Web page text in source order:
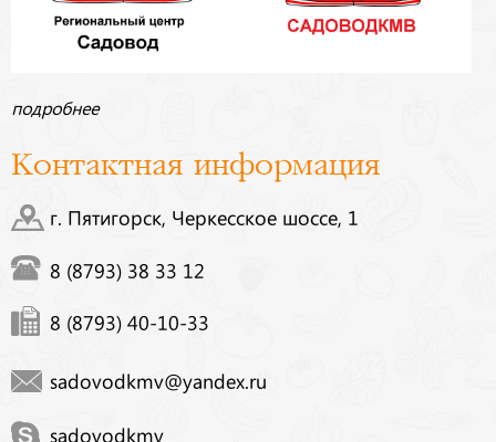
подробнее
Контактная информация
г. Пятигорск, Черкесское шоссе, 1
8 (8793) 38 33 12
8 (8793) 40-10-33
sadovodkmv@yandex.ru
sadovodkmv